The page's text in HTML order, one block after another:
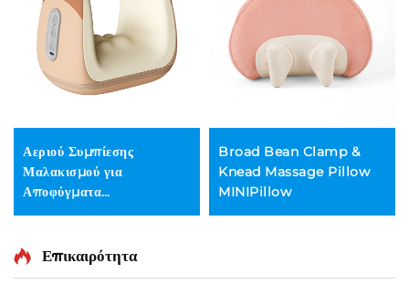
Αεριού Συμπίεσης
Μαλακισμού για
Αποφύγματα
Τενοσυνοβίτιδας στα
Broad Bean Clamp &
Knead Massage Pillow
MINIPillow
Επικαιρότητα